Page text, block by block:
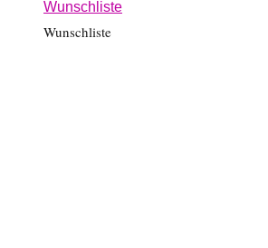
Wunschliste
Wunschliste